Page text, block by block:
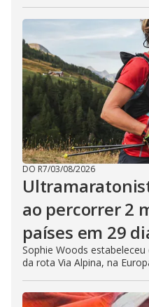
DO R7/03/08/2026
ao percorrer 2
países em 29
Sophie Woods
da rota Via Alpina, na